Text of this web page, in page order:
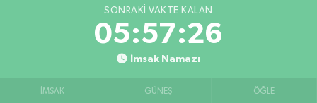
SONRAKI VAKTE KALAN
05:57:26
İmsak Namazı
İMSAK GÜNEŞ ÖĞLE